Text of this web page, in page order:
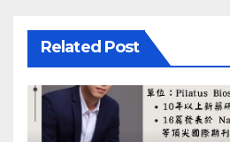
Related Post